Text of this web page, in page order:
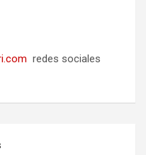
redes sociales